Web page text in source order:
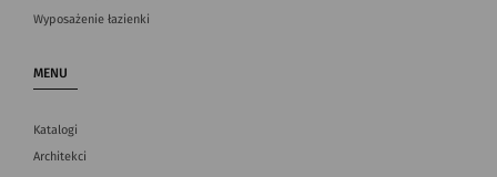
Wyposażenie łazienki
MENU
Katalogi
Architekci